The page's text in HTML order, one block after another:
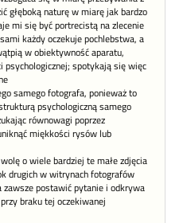
głęboką naturę w miarę jak bardzo
mi się być portrecistą na zlecenie
każdy oczekuje pochlebstwa, a
w obiektywność aparatu,
psychologicznej; spotykają się więc
samego fotografa, ponieważ to
psychologiczną samego
równowagi poprzez
miękkości rysów lub
o wiele bardziej te małe zdjęcia
drugich w witrynach fotografów
postawić pytanie i odkrywa
braku tej oczekiwanej